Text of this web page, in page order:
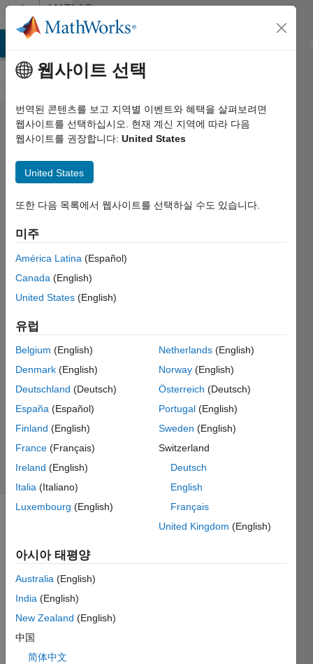
콘텐츠로 바로 가기
MATLAB
Answers
Advice
on
when
to start
writing
custom
CUDA
Plotnick
2018 6월
23
1 답변
채택됨
업데이트
시간: 2018
6월 28
(30일)
Hello
curre
ntly
take
웹사이트 선택
번역된 콘텐츠를 보고 지역별 이벤트와 혜택을 살펴보려면
웹사이트를 선택하십시오. 현재 계신 지역에 따라 다음
웹사이트를 권장합니다: United States
United States
또한 다음 목록에서 웹사이트를 선택하실 수도 있습니다.
미주
América Latina (Español)
Canada (English)
United States (English)
유럽
Belgium (English)
Denmark (English)
Deutschland (Deutsch)
España (Español)
Finland (English)
France (Français)
Ireland (English)
Italia (Italiano)
Luxembourg (English)
Netherlands(English)
Norway(English)
Österreich (Deutsch)
Portugal(English)
Sweden (English)
Switzerland
Deutsch
English
Français
United Kingdom (English)
아시아 태평양
Australia (English)
India (English)
New Zealand (English)
中国
简体中文